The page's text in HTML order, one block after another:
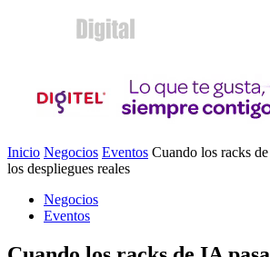
Inicio Negocios Eventos Cuando los racks
los despliegues reales
Negocios
Eventos